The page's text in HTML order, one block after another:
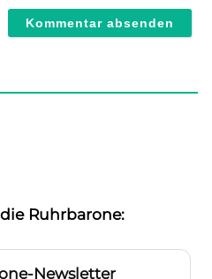
Ruhrbarone:
Newsletter